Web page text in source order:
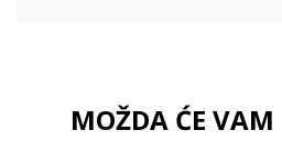
MOŽDA ĆE VAM